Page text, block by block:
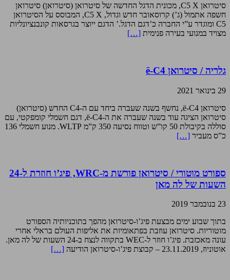
סיטרואן C5 X, מכונית הדגל החדשה של סיטרואן (סיטרואן) סיטרואן
חשפה אתמול (ג’) קרוסאובר חדש וגדול, C5 X, המבוסס על הסיטרואן
C5 ומוגדר ע”י החברה כ’דגם הדגל.’ הדגם ייוצר בגרסאות קונבנציונליות
מצויד במנועי בעירה פנימית […]
גלריה / סיטרואן ë-C4
29 בינואר 2021
סיטרואן ë-C4, נחשף בשנה שעברה ביחד עם ה-C4 החדש (סיטרואן)
סיטרואן הציגה עוד בשנה שעברה את ה-ë-C4, דגם חשמלי קומפקטי, עם
סוללה בקיבולת 50 קו”ש וטווח נסיעה 350 ק”מ WLTP. מנוע חשמלי 136
כ”ס מעביר […]
ספורט מוטורי / סיטרואן פורשת מ-WRC, פיג’ו חוזרת ל-24
השעות של לה מאן
23 בנובמבר 2019
בתוך שבוע ימים מבצעת פיג’ו-סיטרואן מהפך בתוכניותיה הספורט
מוטוריות. סיטרואן עוזבת בפתאומיות את אליפות העולם בראלי אחרי
עונה מאכזבת. פיג’ו חוזר ל-WEC בתקווה לנצח ב-24 השעות של לה מאן.
אוטוניוז, 23.11.2019 – קבוצת פיג’ו-סיטרואן הודיעה
[…]